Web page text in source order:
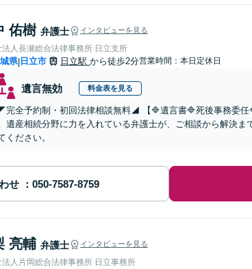
佑樹 弁護士 インタビューを見る
法人長瀬総合法律事務所 日立支所
県| 日立市 日立駅 から徒歩2分営業時間：本日定休日
遺言無効 料金表を見る
完全予約制・初回法律相談無料◢ 【🔷遺言書🔷死後事務委
遺産相続分野に力を入れている弁護士が、ご相談から解決
ください。
せ
亮輔 弁護士 インタビューを見る
法人片岡総合法律事務所 日立事務所